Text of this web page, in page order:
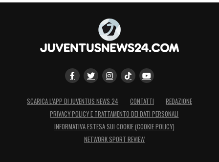
SCARICA L’APP DI JUVENTUS NEWS 24 CONTATTI
REDAZIONE
PRIVACY POLICY E TRATTAMENTO DEI DATI PERSONALI
INFORMATIVA ESTESA SUI COOKIE (COOKIE POLICY)
NETWORK SPORT REVIEW